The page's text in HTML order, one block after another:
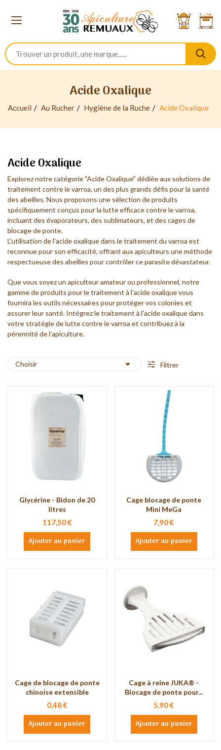
Acide Oxalique
Accueil Au Rucher Hygiène de la Ruche Acide Oxalique
Acide Oxalique
Explorez notre catégorie "Acide Oxalique" dédiée aux solutions de
traitement contre le varroa, un des plus grands défis pour la santé
des abeilles. Nous proposons une sélection de produits
spécifiquement conçus pour la lutte efficace contre le varroa,
incluant des évaporateurs, des sublimateurs, et des cages de
blocage de ponte.
L'utilisation de l'acide oxalique dans le traitement du varroa est
reconnue pour son efficacité, offrant aux apiculteurs une méthode
respectueuse des abeilles pour contrôler ce parasite dévastateur.
Que vous soyez un apiculteur amateur ou professionnel, notre
gamme de produits pour le traitement à l'acide oxalique vous
fournira les outils nécessaires pour protéger vos colonies et
assurer leur santé. Intégrez le traitement à l'acide oxalique dans
votre stratégie de lutte contre le varroa et contribuez à la
pérennité de l'apiculture.
Choisir  Filtrer
Glycérine - Bidon de 20
litres
117,50 €
Ajouter au panier
Cage blocage de ponte
Mini MeGa
7,90 €
Ajouter au panier
Cage de blocage de ponte
chinoise extensible
0,48 €
Ajouter au panier
Cage à reine JUKA® -
Blocage de ponte pour...
5,90 €
Ajouter au panier